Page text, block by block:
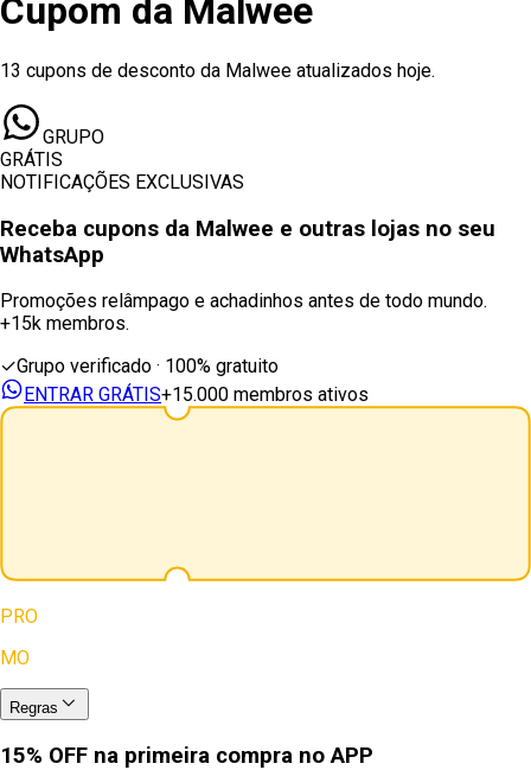
Cupom da Malwee
13 cupons de desconto da Malwee atualizados hoje.
GRUPO
GRÁTIS
NOTIFICAÇÕES EXCLUSIVAS
Receba cupons da Malwee e outras lojas no seu
WhatsApp
Promoções relâmpago e achadinhos antes de todo mundo.
+15k membros.
✓Grupo verificado · 100% gratuito
ENTRAR GRÁTIS+15.000 membros ativos
PRO
MO
Regras
15% OFF na primeira compra no APP